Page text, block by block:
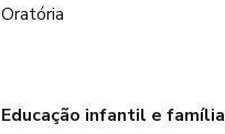
Oratória
Educação infantil e família